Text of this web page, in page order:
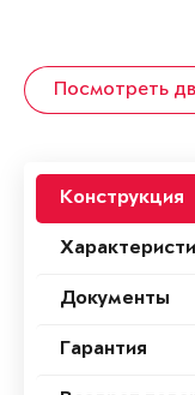
Посмотреть
Конструкция
Документы
Гарантия